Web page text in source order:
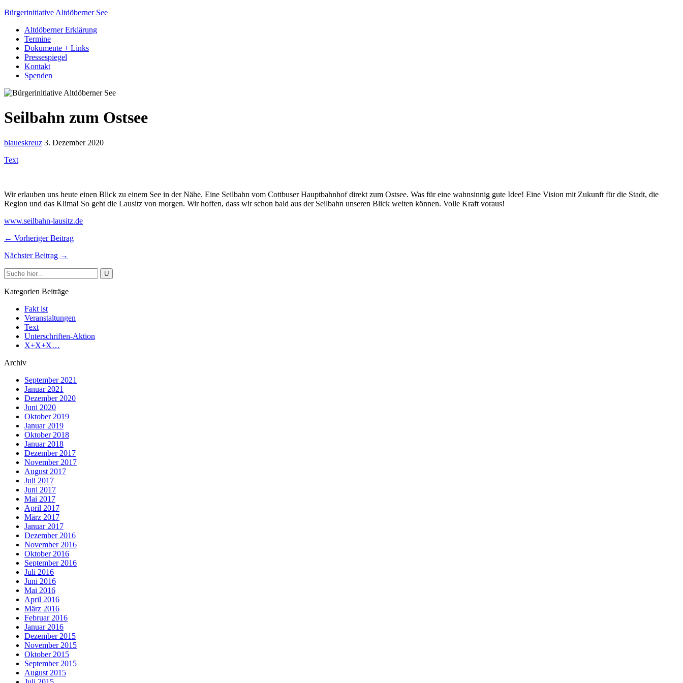
Bürgerinitiative Altdöberner See
Altdöberner Erklärung
Termine
Dokumente + Links
Pressespiegel
Kontakt
Spenden
Seilbahn zum Ostsee
blaueskreuz 3. Dezember 2020
Text
Wir erlauben uns heute einen Blick zu einem See in der Nähe. Eine Seilbahn vom Cottbuser Hauptbahnhof direkt zum Ostsee. Was für eine wahnsinnig gute Idee! Eine Vision mit Zukunft für die Stadt, die
Region und das Klima! So geht die Lausitz von morgen. Wir hoffen, dass wir schon bald aus der Seilbahn unseren Blick weiten können. Volle Kraft voraus!
www.seilbahn-lausitz.de
← Vorheriger Beitrag
Nächster Beitrag →
Kategorien Beiträge
Fakt ist
Veranstaltungen
Text
Unterschriften-Aktion
X+X+X…
Archiv
September 2021
Januar 2021
Dezember 2020
Juni 2020
Oktober 2019
Januar 2019
Oktober 2018
Januar 2018
Dezember 2017
November 2017
August 2017
Juli 2017
Juni 2017
Mai 2017
April 2017
März 2017
Januar 2017
Dezember 2016
November 2016
Oktober 2016
September 2016
Juli 2016
Juni 2016
Mai 2016
April 2016
März 2016
Februar 2016
Januar 2016
Dezember 2015
November 2015
Oktober 2015
September 2015
August 2015